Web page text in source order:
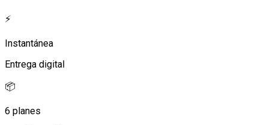
⚡
Instantánea
Entrega digital
📦
6 planes